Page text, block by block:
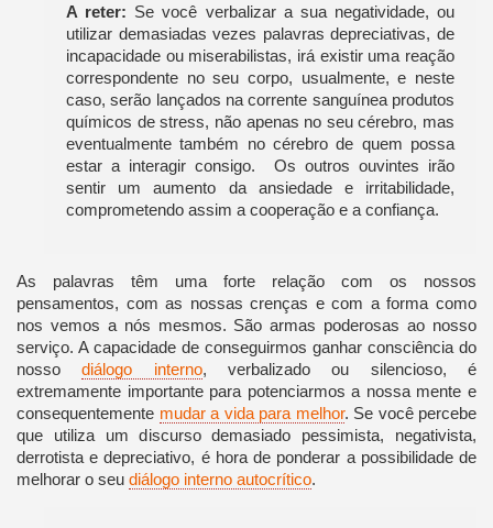
A reter: Se você verbalizar a sua negatividade, ou
utilizar demasiadas vezes palavras depreciativas, de
incapacidade ou miserabilistas, irá existir uma reação
correspondente no seu corpo, usualmente, e neste
caso, serão lançados na corrente sanguínea produtos
químicos de stress, não apenas no seu cérebro, mas
eventualmente também no cérebro de quem possa
estar a interagir consigo. Os outros ouvintes irão
sentir um aumento da ansiedade e irritabilidade,
comprometendo assim a cooperação e a confiança.
As palavras têm uma forte relação com os nossos
pensamentos, com as nossas crenças e com a forma como
nos vemos a nós mesmos. São armas poderosas ao nosso
serviço. A capacidade de conseguirmos ganhar consciência do
nossodiálogo interno, verbalizado ou silencioso, é
extremamente importante para potenciarmos a nossa mente e
consequentemente mudar a vida para melhor. Se você percebe
que utiliza um discurso demasiado pessimista, negativista,
derrotista e depreciativo, é hora de ponderar a possibilidade de
melhorar o seu diálogo interno autocrítico.